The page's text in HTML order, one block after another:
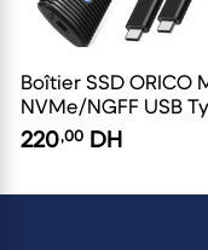
Boîtier SSD ORICO
NVMe/NGFF USB
C vers C/A 10Gbps
220,00 DH